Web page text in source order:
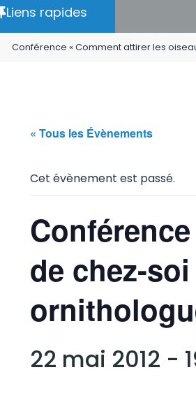
Liens rapides
Conférence « Comment attirer les
« Tous les Évènements
Cet évènement est passé.
de chez-
22 mai 2012 -